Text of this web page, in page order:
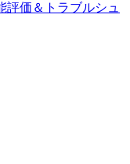
評価＆トラブルシュ